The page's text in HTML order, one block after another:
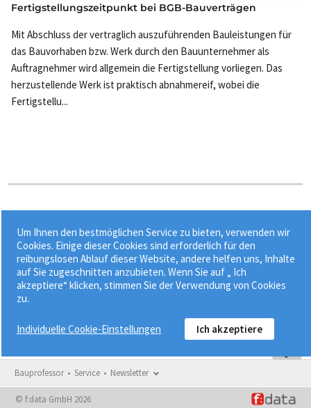
Fertigstellungszeitpunkt bei BGB-Bauverträgen
Mit Abschluss der vertraglich auszuführenden Bauleistungen für
das Bauvorhaben bzw. Werk durch den Bauunternehmer als
Auftragnehmer wird allgemein die Fertigstellung vorliegen. Das
herzustellende Werk ist praktisch abnahmereif, wobei die
Fertigstellu...
Stichworte:
Abnahme•Abnahmeformen •Abnahmeverzug•
Bauvertragsrecht im BGB ab 2018•BGB
Bauprofessor Service Newsletter
© f:data GmbH 2026
Um Ihnen den bestmöglichen Service zu bieten, verwenden wir
Cookies. Einige dieser Cookies sind erforderlich für den
reibungslosen Ablauf dieser Website, andere helfen uns, Inhalte
auf Sie zugeschnitten anzubieten. Wenn Sie auf „ Ich
akzeptiere“ klicken, stimmen Sie der Verwendung von Cookies
zu.
Individuelle Cookie-Einstellungen Ich akzeptiere